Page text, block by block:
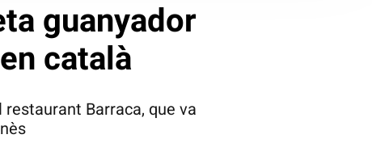
guanyador
català
Barraca, que va